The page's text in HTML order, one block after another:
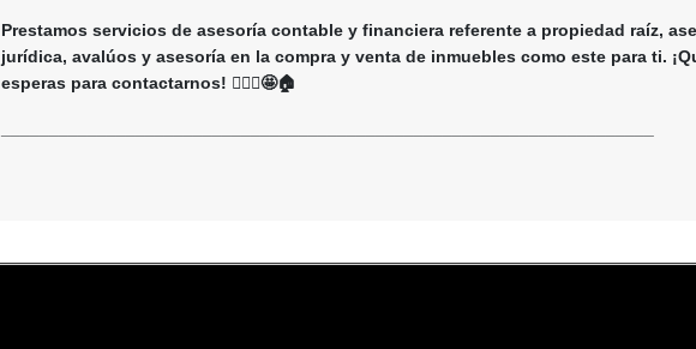
Prestamos servicios de asesoría contable y financiera referente a propiedad raíz,
jurídica, avalúos y asesoría en la compra y venta de inmuebles como este para ti.
esperas para contactarnos! 🙋🏻‍♀️🤩🏠